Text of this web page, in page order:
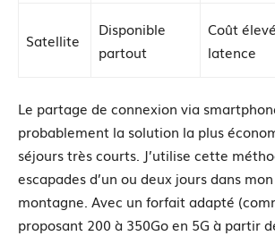
Satellite
Disponible
partout
Coût
latence
Le partage de connexion via
probablement la solution la plus
séjours très courts. J’utilise cette
escapades d’un ou deux jours dans
montagne. Avec un forfait adapté
proposant 200 à 350Go en 5G à partir